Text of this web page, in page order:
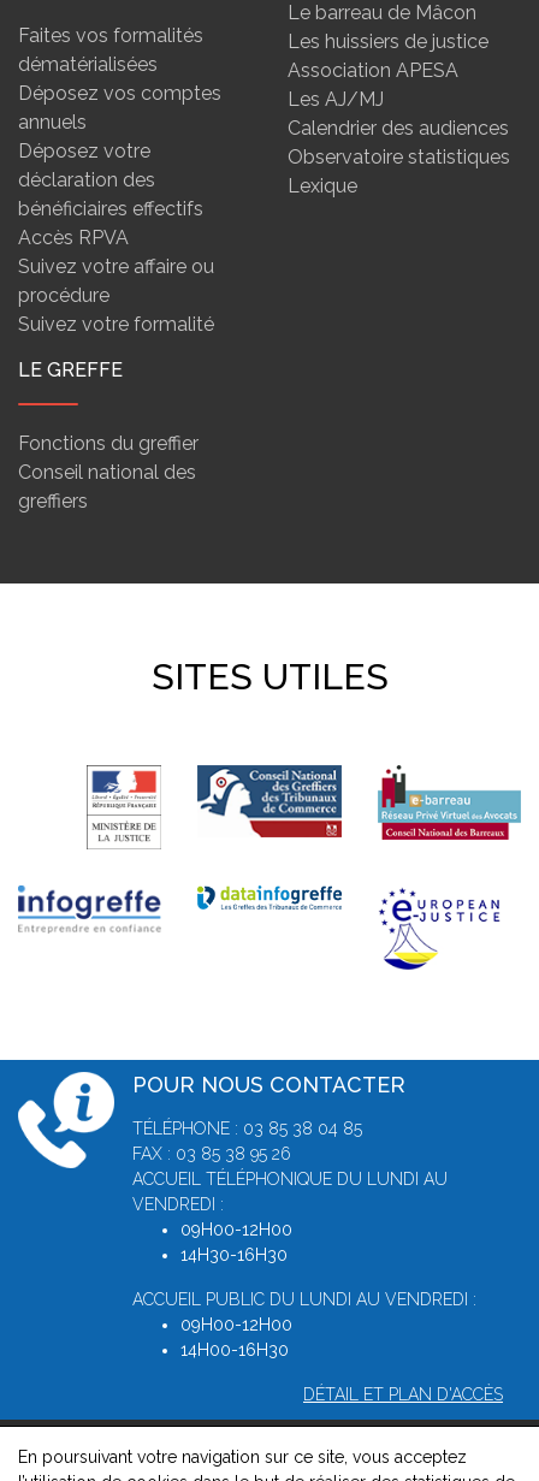
Faites vos formalités
dématérialisées
Déposez vos comptes
annuels
Déposez votre
déclaration des
bénéficiaires effectifs
Accès RPVA
Suivez votre affaire ou
procédure
Suivez votre formalité
Le barreau de Mâcon
Les huissiers de justice
Association APESA
Les AJ/MJ
Calendrier des audiences
Observatoire statistiques
Lexique
LE GREFFE
Fonctions du greffier
Conseil national des
greffiers
SITES UTILES
POUR NOUS CONTACTER
TÉLÉPHONE : 03 85 38 04 85
FAX : 03 85 38 95 26
ACCUEIL TÉLÉPHONIQUE DU LUNDI AU
VENDREDI :
09H00-12H00
14H30-16H30
ACCUEIL PUBLIC DU LUNDI AU VENDREDI :
09H00-12H00
14H00-16H30
DÉTAIL ET PLAN D'ACCÈS
© 2026, Greffe du Tribunal de Commerce de Macon -Mentions
En poursuivant votre navigation sur ce site, vous acceptez